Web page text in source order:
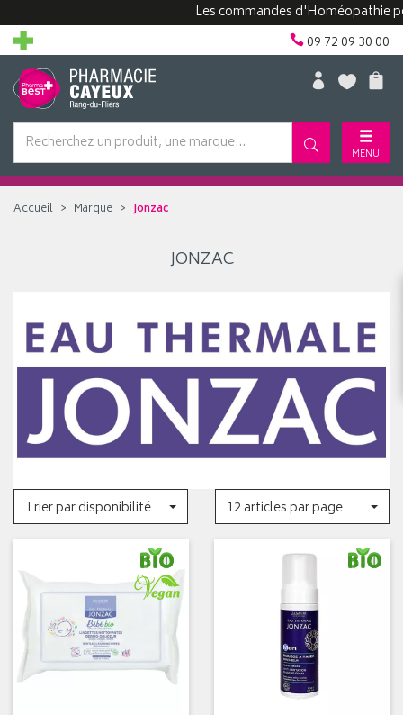
Les commandes d'Homéopathie
09 72 09 30 00
MENU
Accueil Marque Jonzac
JONZAC
Trier par disponibilité 12 articles par page